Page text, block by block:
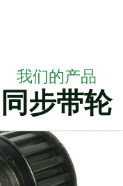
我们的产品
同步带轮